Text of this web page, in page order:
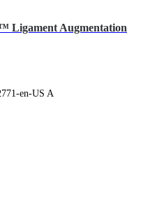
Ligament Augmentation
en-US A